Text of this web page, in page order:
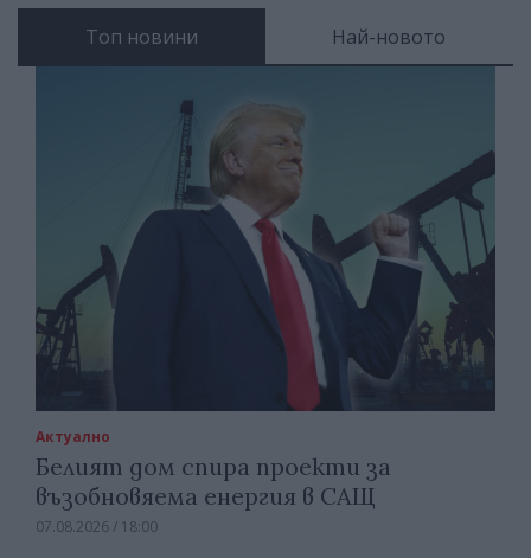
Топ новини Най-новото
Актуално
Белият дом спира проекти за
възобновяема енергия в САЩ
07.08.2026 / 18:00